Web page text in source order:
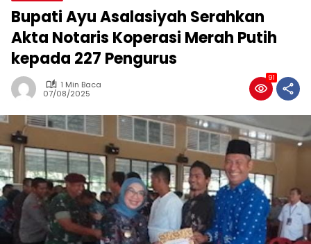
Bupati Ayu Asalasiyah Serahkan
Akta Notaris Koperasi Merah Putih
kepada 227 Pengurus
1 Min Baca
07/08/2025
91